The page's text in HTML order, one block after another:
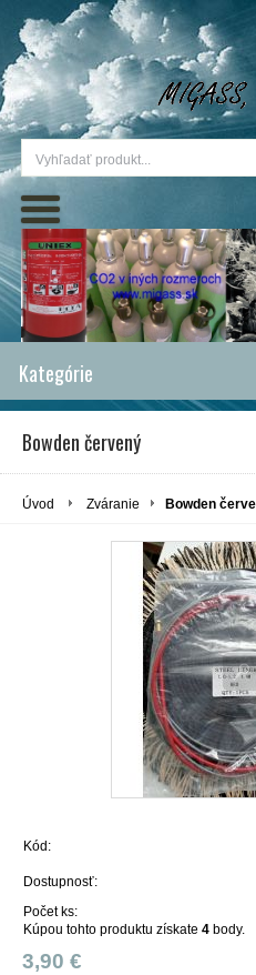
Kategórie
Bowden červený
Úvod Zváranie Bowden
Kód:
Dostupnosť:
Počet ks:
Kúpou tohto produktu získate 4 body.
3,90 €